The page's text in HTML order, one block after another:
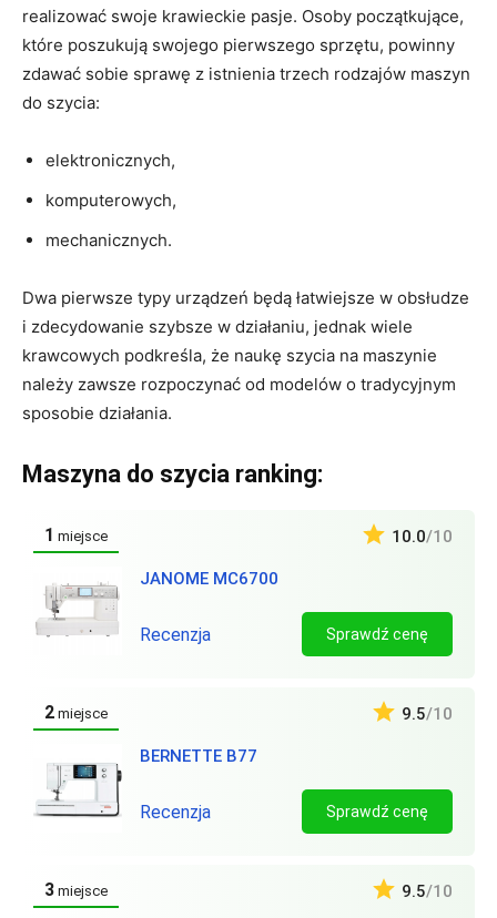
realizować swoje krawieckie pasje. Osoby początkujące,
które poszukują swojego pierwszego sprzętu, powinny
zdawać sobie sprawę z istnienia trzech rodzajów maszyn
do szycia:
elektronicznych,
komputerowych,
mechanicznych.
Dwa pierwsze typy urządzeń będą łatwiejsze w obsłudze
i zdecydowanie szybsze w działaniu, jednak wiele
krawcowych podkreśla, że naukę szycia na maszynie
należy zawsze rozpoczynać od modelów o tradycyjnym
sposobie działania.
Maszyna do szycia ranking:
1 miejsce
JANOME MC6700
10.0/10
Recenzja Sprawdź cenę
2 miejsce
BERNETTE B77
9.5/10
Recenzja Sprawdź cenę
3 miejsce 9.5/10